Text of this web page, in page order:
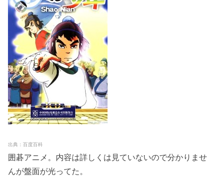
出典：百度百科
囲碁アニメ。内容は詳しくは見ていないので分かりませ
んが盤面が光ってた。